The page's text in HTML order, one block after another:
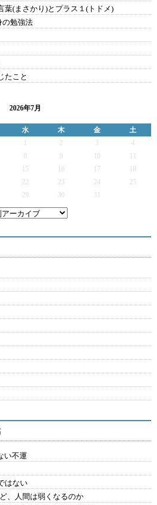
葉(まさかり)とプラス１(トドメ)
の勉強法
たこと
2026年7月
水 木 金
土
2 3
4
9
15 16 17
22 23 24
25
29 30 31
い不運
はない
、人間は弱くなるのか